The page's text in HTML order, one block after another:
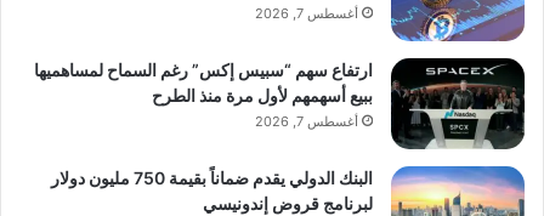
أغسطس 7, 2026
ارتفاع سهم “سبيس إكس” رغم السماح لمساهميها
ببيع أسهمهم لأول مرة منذ الطرح
أغسطس 7, 2026
البنك الدولي يقدم ضماناً بقيمة 750 مليون دولار
لبرنامج قروض إندونيسي